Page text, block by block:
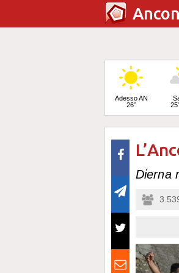
Adesso AN
26°
Lunedì
24° / 33°
Dierna